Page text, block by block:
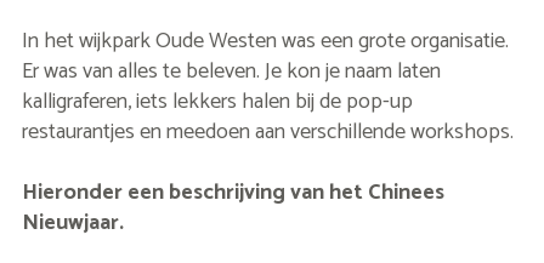
In het wijkpark Oude Westen was een grote organisatie.
Er was van alles te beleven. Je kon je naam laten
kalligraferen, iets lekkers halen bij de pop-up
restaurantjes en meedoen aan verschillende workshops.
Hieronder een beschrijving van het Chinees
Nieuwjaar.